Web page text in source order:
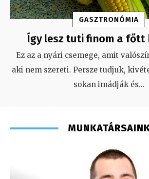
GASZTRONÓMIA
Így lesz tuti finom a főtt
Ez az a nyári csemege, amit
aki nem szereti. Persze tudjuk,
sokan imádják és...